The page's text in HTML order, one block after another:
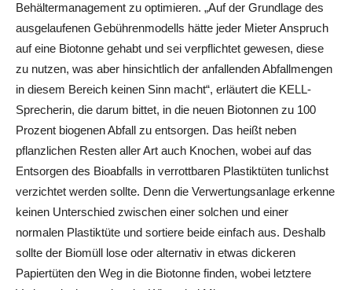
Behältermanagement zu optimieren. „Auf der Grundlage des
ausgelaufenen Gebührenmodells hätte jeder Mieter Anspruch
auf eine Biotonne gehabt und sei verpflichtet gewesen, diese
zu nutzen, was aber hinsichtlich der anfallenden Abfallmengen
in diesem Bereich keinen Sinn macht“, erläutert die KELL-
Sprecherin, die darum bittet, in die neuen Biotonnen zu 100
Prozent biogenen Abfall zu entsorgen. Das heißt neben
pflanzlichen Resten aller Art auch Knochen, wobei auf das
Entsorgen des Bioabfalls in verrottbaren Plastiktüten tunlichst
verzichtet werden sollte. Denn die Verwertungsanlage erkenne
keinen Unterschied zwischen einer solchen und einer
normalen Plastiktüte und sortiere beide einfach aus. Deshalb
sollte der Biomüll lose oder alternativ in etwas dickeren
Papiertüten den Weg in die Biotonne finden, wobei letztere